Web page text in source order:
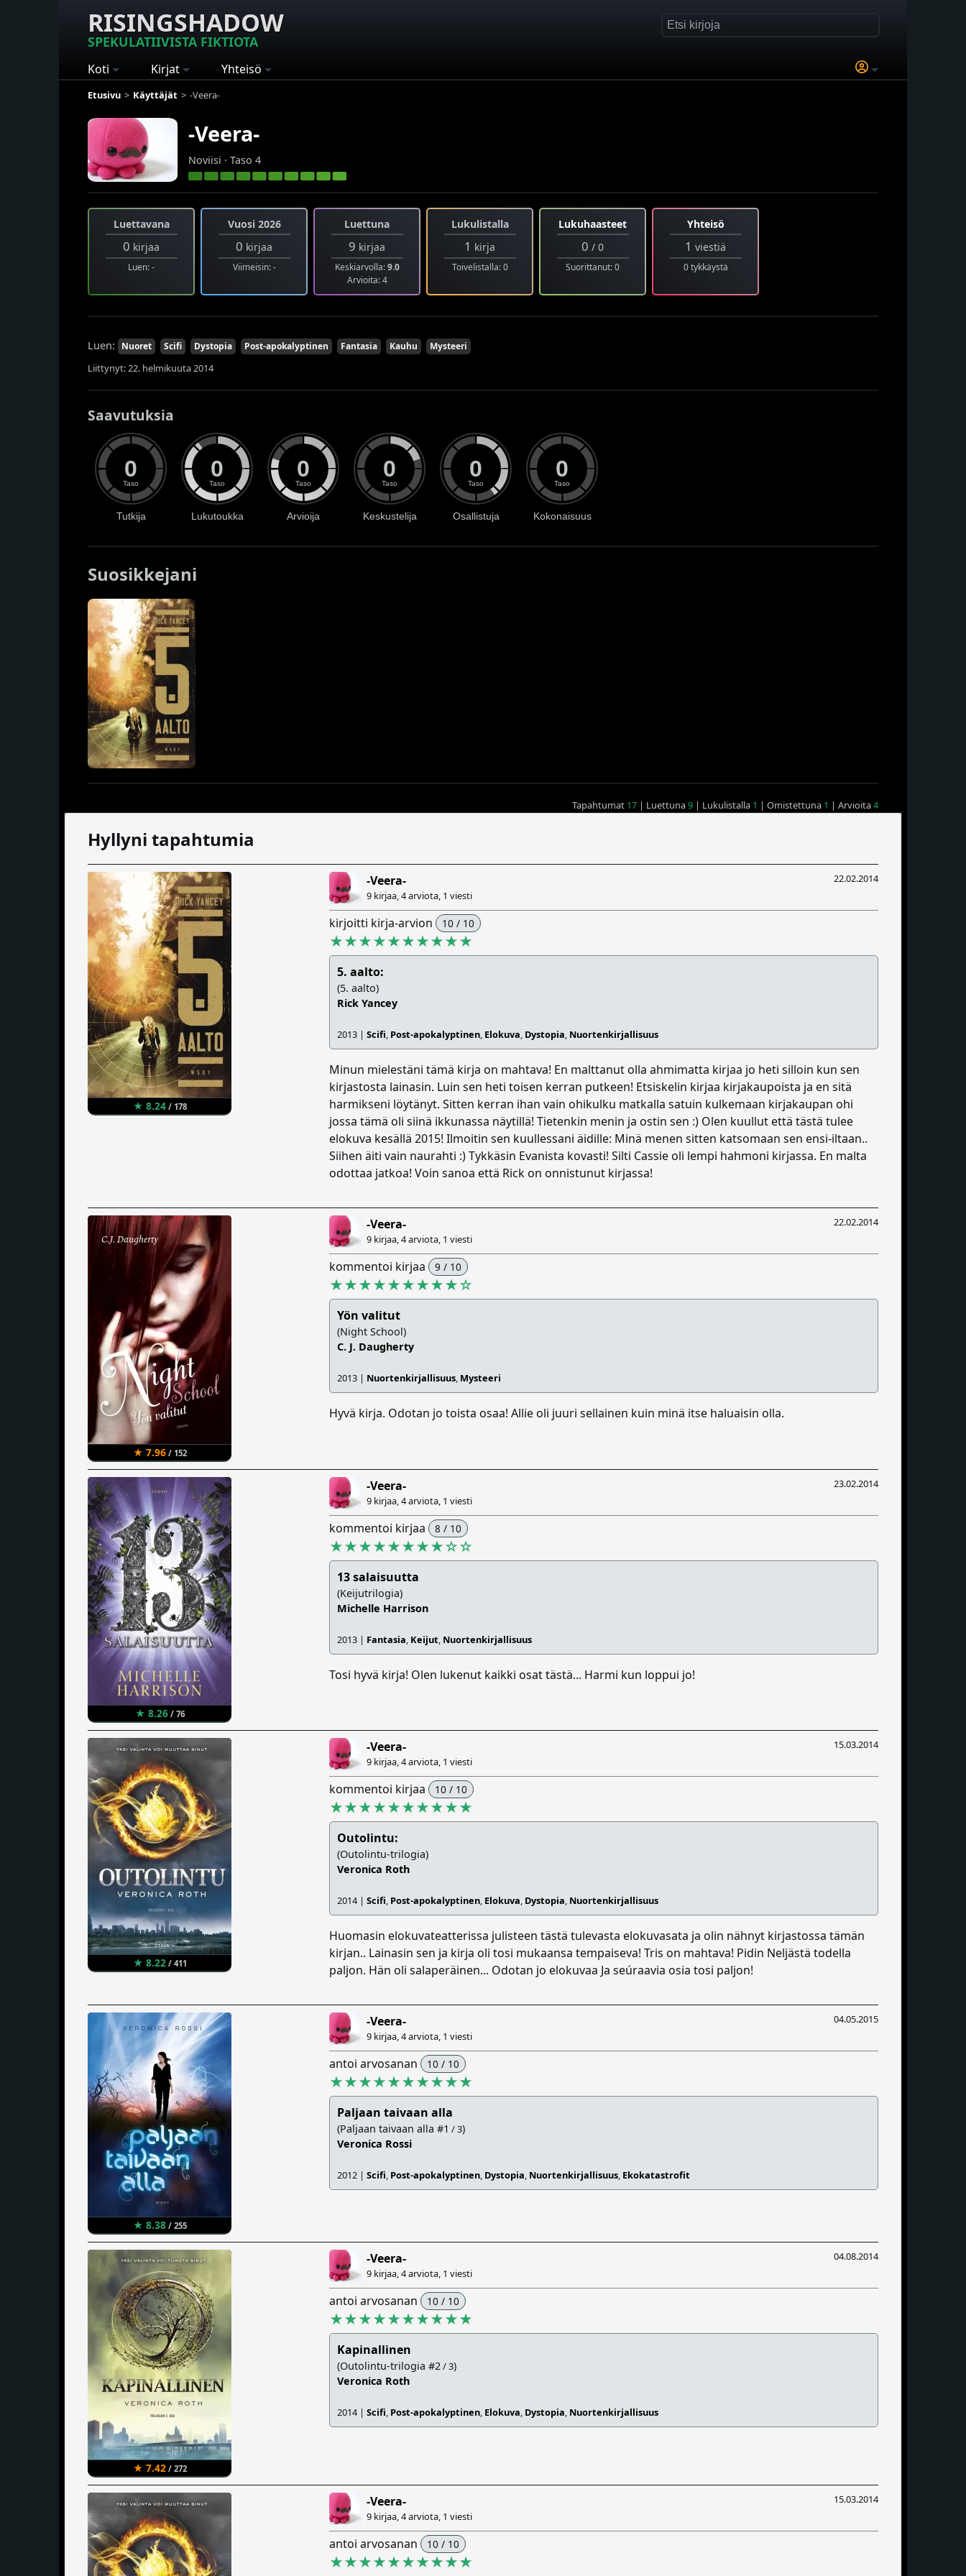
RISINGSHADOW
SPEKULATIIVISTA FIKTIOTA
Koti Kirjat Yhteisö
Etusivu Käyttäjät -Veera-
-Veera-
Noviisi · Taso 4
Luettavana
0 kirjaa
Luen: -
Vuosi 2026
0 kirjaa
Viimeisin: -
Luettuna
9 kirjaa
Keskiarvolla:9.0
Arvioita: 4
Lukulistalla
1 kirja
Toivelistalla: 0
Lukuhaasteet
0 / 0
Suorittanut: 0
Yhteisö
1 viestiä
0 tykkäystä
Luen: Nuoret Scifi Dystopia Post-apokalyptinen Fantasia Kauhu Mysteeri
Liittynyt: 22. helmikuuta 2014
Saavutuksia
0
Taso
Tutkija
0
Taso
Lukutoukka
0
Taso
Arvioija
0
Taso
Keskustelija
0
Taso
Osallistuja
0
Taso
Kokonaisuus
Suosikkejani
Tapahtumat 17 | Luettuna9 | Lukulistalla 1 | Omistettuna 1 | Arvioita4
Hyllyni tapahtumia
★ 8.24/ 178
22.02.2014
-Veera-
9 kirjaa, 4 arviota, 1 viesti
kirjoitti kirja-arvion 10 / 10
★★★★★★★★★★
5. aalto:
(5. aalto)
Rick Yancey
2013 | Scifi, Post-apokalyptinen, Elokuva, Dystopia, Nuortenkirjallisuus
Minun mielestäni tämä kirja on mahtava! En malttanut olla ahmimatta kirjaa jo heti silloin kun sen
kirjastosta lainasin. Luin sen heti toisen kerran putkeen! Etsiskelin kirjaa kirjakaupoista ja en sitä
harmikseni löytänyt. Sitten kerran ihan vain ohikulku matkalla satuin kulkemaan kirjakaupan ohi
jossa tämä oli siinä ikkunassa näytillä! Tietenkin menin ja ostin sen :) Olen kuullut että tästä tulee
elokuva kesällä 2015! Ilmoitin sen kuullessani äidille: Minä menen sitten katsomaan sen ensi-iltaan..
Siihen äiti vain naurahti :) Tykkäsin Evanista kovasti! Silti Cassie oli lempi hahmoni kirjassa. En malta
odottaa jatkoa! Voin sanoa että Rick on onnistunut kirjassa!
★ 7.96/ 152
22.02.2014
-Veera-
9 kirjaa, 4 arviota, 1 viesti
kommentoi kirjaa 9 / 10
★★★★★★★★★☆
Yön valitut
(Night School)
C. J. Daugherty
2013 | Nuortenkirjallisuus, Mysteeri
Hyvä kirja. Odotan jo toista osaa! Allie oli juuri sellainen kuin minä itse haluaisin olla.
★ 8.26/ 76
23.02.2014
-Veera-
9 kirjaa, 4 arviota, 1 viesti
kommentoi kirjaa 8 / 10
★★★★★★★★☆☆
13 salaisuutta
(Keijutrilogia)
Michelle Harrison
2013 | Fantasia, Keijut, Nuortenkirjallisuus
Tosi hyvä kirja! Olen lukenut kaikki osat tästä... Harmi kun loppui jo!
★ 8.22/ 411
15.03.2014
-Veera-
9 kirjaa, 4 arviota, 1 viesti
kommentoi kirjaa 10 / 10
★★★★★★★★★★
Outolintu:
(Outolintu-trilogia)
Veronica Roth
2014 | Scifi, Post-apokalyptinen, Elokuva, Dystopia, Nuortenkirjallisuus
Huomasin elokuvateatterissa julisteen tästä tulevasta elokuvasata ja olin nähnyt kirjastossa tämän
kirjan.. Lainasin sen ja kirja oli tosi mukaansa tempaiseva! Tris on mahtava! Pidin Neljästä todella
paljon. Hän oli salaperäinen... Odotan jo elokuvaa Ja seúraavia osia tosi paljon!
★ 8.38/ 255
04.05.2015
-Veera-
9 kirjaa, 4 arviota, 1 viesti
antoi arvosanan 10 / 10
★★★★★★★★★★
Paljaan taivaan alla
(Paljaan taivaan alla #1 / 3)
Veronica Rossi
2012 | Scifi, Post-apokalyptinen, Dystopia, Nuortenkirjallisuus, Ekokatastrofit
★ 7.42/ 272
04.08.2014
-Veera-
9 kirjaa, 4 arviota, 1 viesti
antoi arvosanan 10 / 10
★★★★★★★★★★
Kapinallinen
(Outolintu-trilogia #2 / 3)
Veronica Roth
2014 | Scifi, Post-apokalyptinen, Elokuva, Dystopia, Nuortenkirjallisuus
15.03.2014
-Veera-
9 kirjaa, 4 arviota, 1 viesti
antoi arvosanan 10 / 10
★★★★★★★★★★